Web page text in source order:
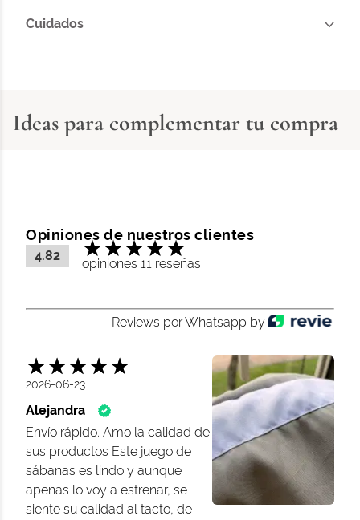
Cuidados
Ideas para complementar tu compra
Opiniones de nuestros clientes
4.82
opiniones 11 reseñas
Reviews por Whatsapp by
2026-06-23
Alejandra
Envío rápido. Amo la calidad de
sus productos Este juego de
sábanas es lindo y aunque
apenas lo voy a estrenar, se
siente su calidad al tacto, de